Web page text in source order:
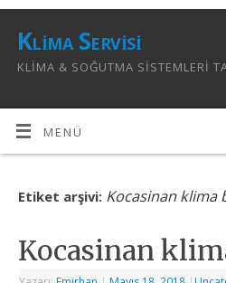
Klima Servisi
KLIMA & SOĞUTMA SISTEMLERI
MENÜ
Etiket arşivi: Kocasinan klima
Kocasinan